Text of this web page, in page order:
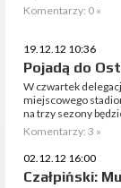
Komentarzy: 0 »
19.12.12 10:36
Pojadą do
W czwartek
miejscowego
na trzy sezony
Komentarzy: 3 »
02.12.12 16:00
Czałpiński: